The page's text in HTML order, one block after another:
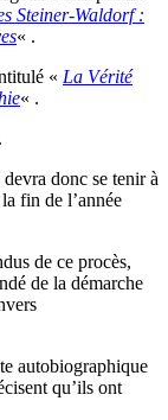
Steiner-Waldorf :
« .
« La Vérité
« .
donc se tenir à
fin de l’année
de ce procès,
de la démarche
autobiographique
qu’ils ont